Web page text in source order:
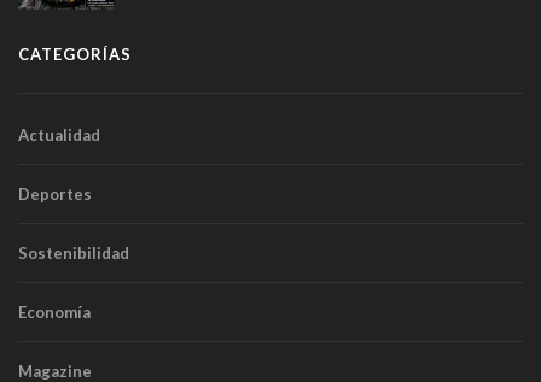
CATEGORÍAS
Actualidad
Deportes
Sostenibilidad
Economía
Magazine